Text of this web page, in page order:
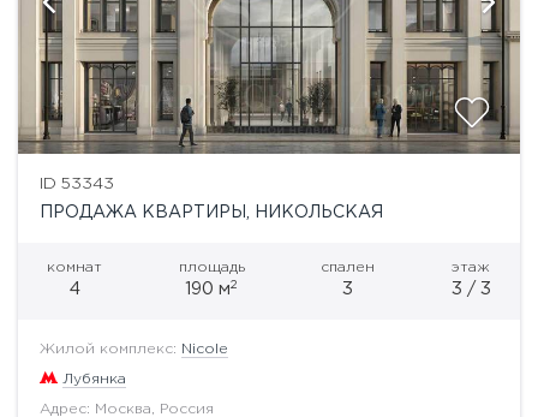
ID 53343
ПРОДАЖА КВАРТИРЫ, НИКОЛЬСКАЯ
комнат
4
площадь
190 м2
спален
3
этаж
3 / 3
Жилой комплекс: Nicole
Лубянка
Адрес: Москва, Россия